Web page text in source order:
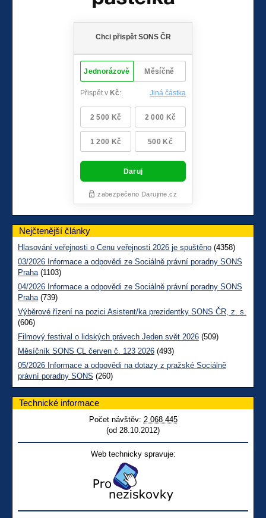
Nejčtenější články
Hlasování veřejnosti o Cenu veřejnosti 2026 je spuštěno (4358)
03/2026 Informace a odpovědi ze Sociálně právní poradny SONS
Praha(1103)
04/2026 Informace a odpovědi ze Sociálně právní poradny SONS
Praha(739)
Výběrové řízení na pozici Asistent/ka prezidentky SONS ČR, z. s.
(606)
Filmový festival o lidských právech Jeden svět 2026 (509)
Měsíčník SONS CL červen č. 123 2026 (493)
05/2026 Informace a odpovědi na dotazy z pražské Sociálně
právní poradny SONS (260)
Technické informace
Počet návštěv: 2 068 445
(od 28.10.2012)
Web technicky spravuje: